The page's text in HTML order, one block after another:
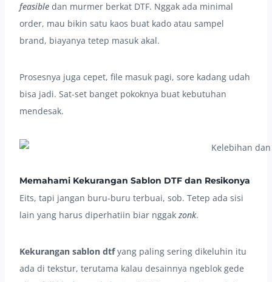
feasible dan murmer berkat DTF. Nggak ada minimal
order, mau bikin satu kaos buat kado atau sampel
brand, biayanya tetep masuk akal.
Prosesnya juga cepet, file masuk pagi, sore kadang udah
bisa jadi. Sat-set banget pokoknya buat kebutuhan
mendesak.
Memahami Kekurangan Sablon DTF dan Resikonya
Eits, tapi jangan buru-buru terbuai, sob. Tetep ada sisi
lain yang harus diperhatiin biar nggak zonk.
Kekurangan sablon dtfyang paling sering dikeluhin itu
ada di tekstur, terutama kalau desainnya ngeblok gede